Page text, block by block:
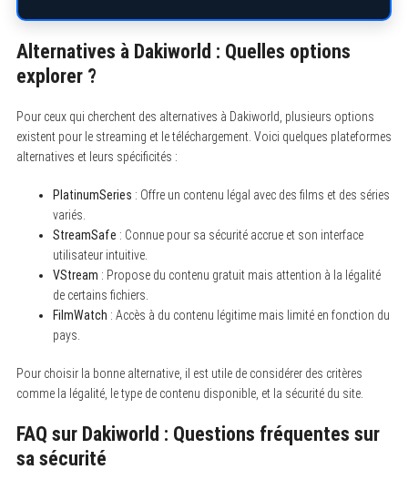
Alternatives à Dakiworld : Quelles options
explorer ?
Pour ceux qui cherchent des alternatives à Dakiworld, plusieurs options
existent pour le streaming et le téléchargement. Voici quelques plateformes
alternatives et leurs spécificités :
PlatinumSeries : Offre un contenu légal avec des films et des séries
variés.
StreamSafe : Connue pour sa sécurité accrue et son interface
utilisateur intuitive.
VStream : Propose du contenu gratuit mais attention à la légalité
de certains fichiers.
FilmWatch : Accès à du contenu légitime mais limité en fonction du
pays.
Pour choisir la bonne alternative, il est utile de considérer des critères
comme la légalité, le type de contenu disponible, et la sécurité du site.
FAQ sur Dakiworld : Questions fréquentes sur
sa sécurité
S
r
c
f
o
r
: